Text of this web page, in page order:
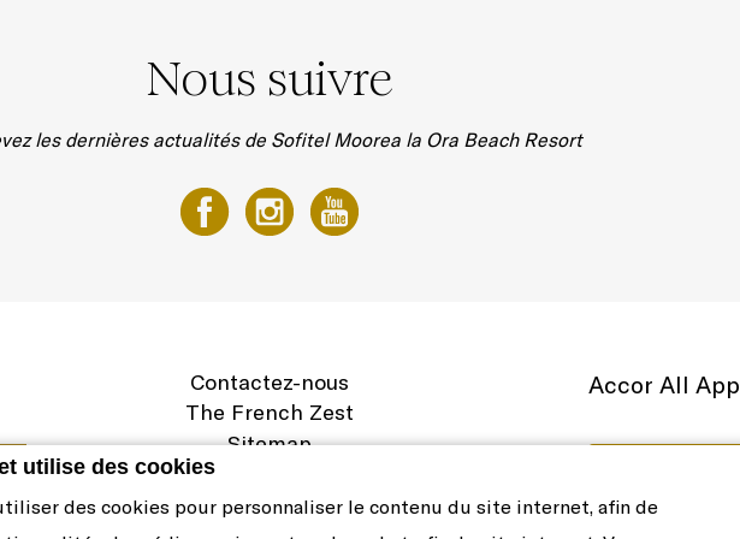
utilise des cookies
des cookies pour personnaliser le contenu du site internet, afin de
Nous suivre
les dernières actualités de Sofitel Moorea la Ora Beach Resort
Contactez-nous
The French Zest
Sitemap
Mentions légales
Carrière
Accor All App